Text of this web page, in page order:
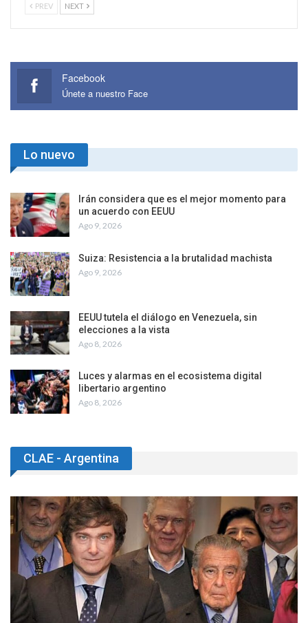
PREV NEXT
Facebook
Únete a nuestro Face
Lo nuevo
Irán considera que es el mejor momento para
un acuerdo con EEUU
Ago 9, 2026
Suiza: Resistencia a la brutalidad machista
Ago 9, 2026
EEUU tutela el diálogo en Venezuela, sin
elecciones a la vista
Ago 8, 2026
Luces y alarmas en el ecosistema digital
libertario argentino
Ago 8, 2026
CLAE - Argentina